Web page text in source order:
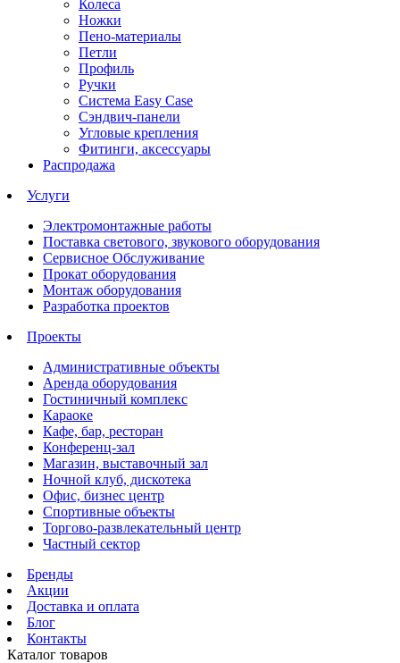
Колеса
Ножки
Пено-материалы
Петли
Профиль
Ручки
Система Easy Case
Сэндвич-панели
Угловые крепления
Фитинги, аксессуары
Распродажа
Услуги
Электромонтажные работы
Поставка светового, звукового оборудования
Сервисное Обслуживание
Прокат оборудования
Монтаж оборудования
Разработка проектов
Проекты
Административные объекты
Аренда оборудования
Гостиничный комплекс
Караоке
Кафе, бар, ресторан
Конференц-зал
Магазин, выставочный зал
Ночной клуб, дискотека
Офис, бизнес центр
Спортивные объекты
Торгово-развлекательный центр
Частный сектор
Бренды
Акции
Доставка и оплата
Блог
Контакты
Каталог товаров